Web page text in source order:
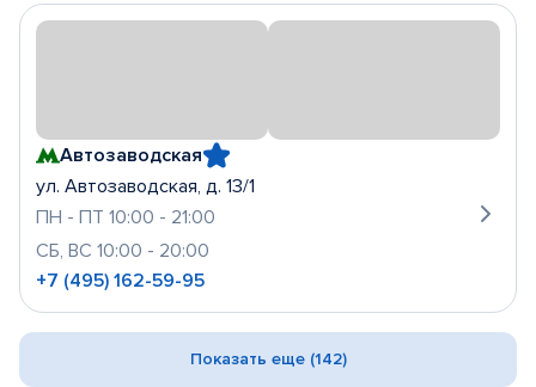
Автозаводская
ул. Автозаводская, д. 13/1
ПН - ПТ 10:00 - 21:00
СБ, ВС 10:00 - 20:00
+7 (495) 162-59-95
Показать еще (142)